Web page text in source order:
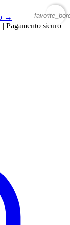
→
| Pagamento sicuro